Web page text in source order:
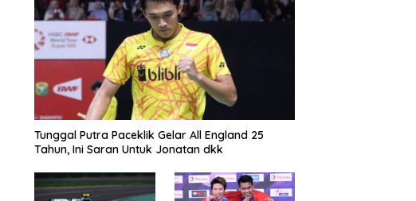
Tunggal Putra Paceklik Gelar All England 25
Tahun, Ini Saran Untuk Jonatan dkk